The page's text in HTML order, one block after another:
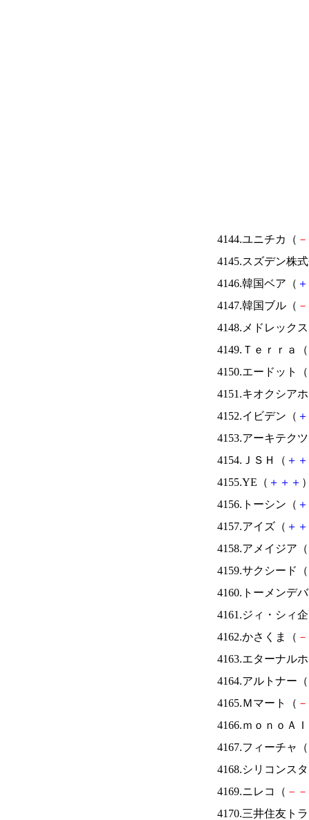
4144.ユニチカ（ －
4145.スズデン株
4146.韓国ベア（ ＋
4147.韓国ブル（ －
4148.メドレック
4149.Ｔｅｒｒａ（
4150.エードット（
4151.キオクシア
4152.イビデン（ ＋
4153.アーキテク
4154.ＪＳＨ（ ＋ ＋
4155.YE（ ＋ ＋ ＋
4156.トーシン（ ＋
4157.アイズ（ ＋ ＋
4158.アメイジア（
4159.サクシード（
4160.トーメンデ
4161.ジィ・シィ
4162.かさくま（ －
4163.エターナル
4164.アルトナー（
4165.Ｍマート（ －
4166.ｍｏｎｏＡ
4167.フィーチャ（
4168.シリコンス
4169.ニレコ（ － －
4170.三井住友ト